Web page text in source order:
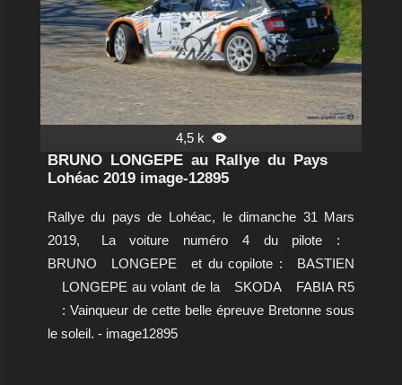
4,5 k 
BRUNO LONGEPE au Rallye du Pays
Lohéac 2019 image-12895
Rallye du pays de Lohéac, le dimanche 31 Mars
2019,
La voiture numéro 4 du pilote
:
BRUNO
LONGEPE et du copilote :
BASTIEN
LONGEPE au volant de la
SKODA
FABIA R5
: Vainqueur de cette belle épreuve Bretonne sous
le soleil. - image12895